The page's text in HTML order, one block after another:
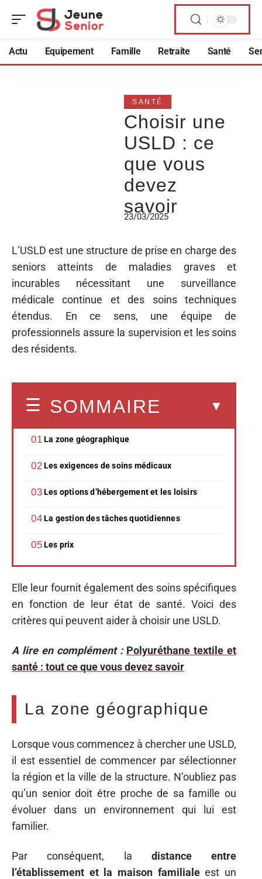
Actu Equipement Famille Retraite Santé
SANTÉ
Choisir une
USLD : ce
que vous
devez
savoir
23/03/2025
L’USLD est une structure de prise en charge des
seniors atteints de maladies graves et
incurables nécessitant une surveillance
médicale continue et des soins techniques
étendus. En ce sens, une équipe de
professionnels assure la supervision et les soins
des résidents.
SOMMAIRE
La zone géographique
Les exigences de soins médicaux
Les options d’hébergement et les loisirs
La gestion des tâches quotidiennes
Les prix
Elle leur fournit également des soins spécifiques
en fonction de leur état de santé. Voici des
critères qui peuvent aider à choisir une USLD.
A lire en complément : Polyuréthane textile et
santé : tout ce que vous devez savoir
La zone géographique
Lorsque vous commencez à chercher une USLD,
il est essentiel de commencer par sélectionner
la région et la ville de la structure. N’oubliez pas
qu’un senior doit être proche de sa famille ou
évoluer dans un environnement qui lui est
familier.
Par conséquent, la distance entre
l’établissement et la maison familialeest un